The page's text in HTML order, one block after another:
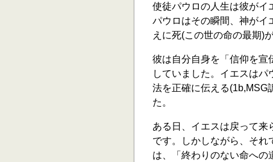
使徒パウロの人生は彼がイ
パウロはその瞬間、神がイ
えに死(この世の命の最期)
彼は自分自身を「信仰を宣
していました。イエスは
法を正確に伝える(1b,MSG
た。
ある日、イエスは戻って来
です。しかしながら、それ
は、「終わりのない命への